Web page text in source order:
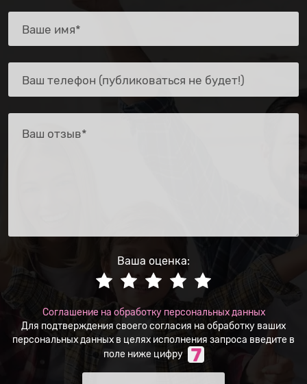
Ваша оценка:
Соглашение на обработку персональных данных
Для подтверждения своего согласия на обработку ваших
персональных данных в целях исполнения запроса введите в
поле ниже цифру